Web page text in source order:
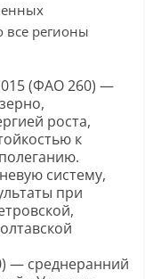
все регионы
(ФАО 260) —
роста,
к
систему,
при
— среднеранний